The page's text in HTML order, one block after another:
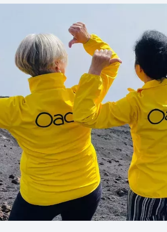
een
De aanvangsdatum van jouw groepsreis
uitgangspunt.
Wat is er fijner dan zeker weten dat
georganiseerde reis is dat altijd
deelnemers. Toch willen we je zoveel
Daarom bieden wij reizen aan met
reizen waarvan wij op basis van
zekerheid kunnen zeggen dat ze
gevallen kan het zijn dat een garante